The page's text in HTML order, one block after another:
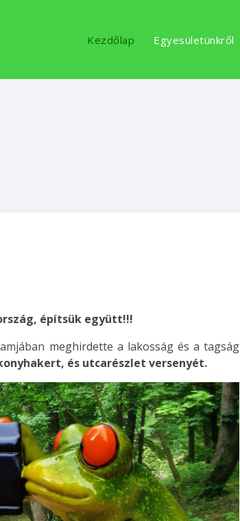
Kezdőlap Egyesületünkről
építsük együtt!!!
meghirdette a lakosság és a tagság
és utcarészlet versenyét.